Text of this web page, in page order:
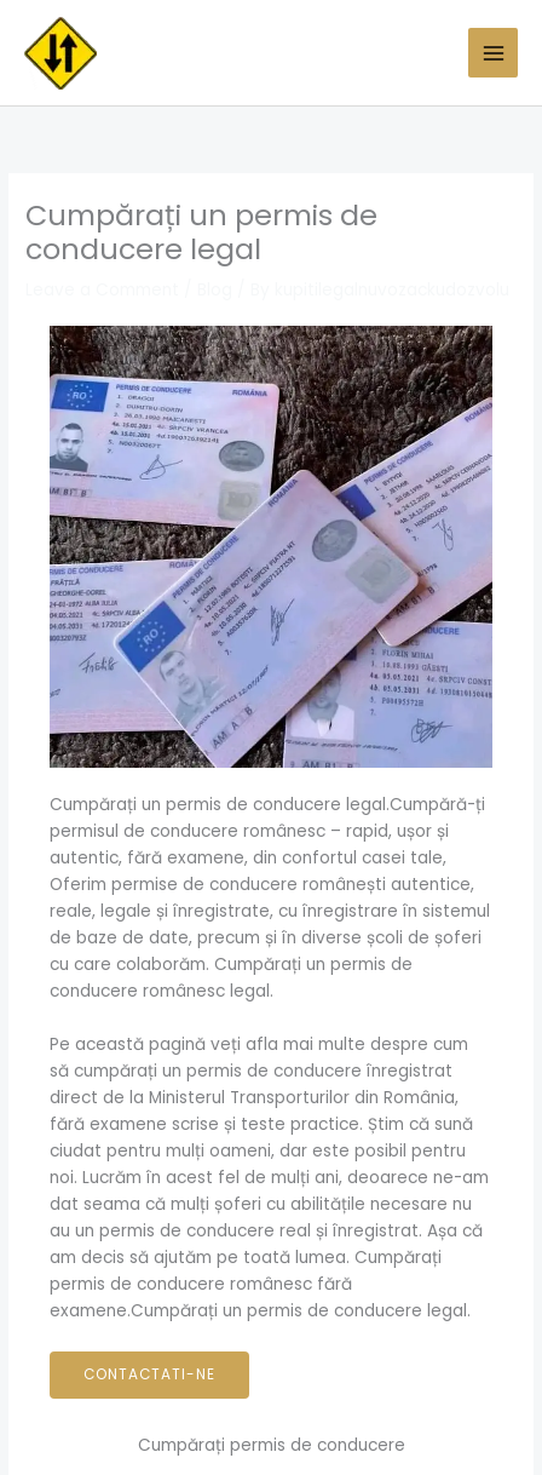
content
Cumpărați un permis de
conducere legal
Cumpărați un permis de conducere legal.Cumpără-ți
permisul de conducere românesc – rapid, ușor și
autentic, fără examene, din confortul casei tale,
Oferim permise de conducere românești autentice,
reale, legale și înregistrate, cu înregistrare în sistemul
de baze de date, precum și în diverse școli de șoferi
cu care colaborăm. Cumpărați un permis de
conducere românesc legal.
Pe această pagină veți afla mai multe despre cum
să cumpărați un permis de conducere înregistrat
direct de la Ministerul Transporturilor din România,
fără examene scrise și teste practice. Știm că sună
ciudat pentru mulți oameni, dar este posibil pentru
noi. Lucrăm în acest fel de mulți ani, deoarece ne-am
dat seama că mulți șoferi cu abilitățile necesare nu
au un permis de conducere real și înregistrat. Așa că
am decis să ajutăm pe toată lumea. Cumpărați
permis de conducere românesc fără
examene.Cumpărați un permis de conducere legal.
CONTACTATI-NE
Cumpărați permis de conducere